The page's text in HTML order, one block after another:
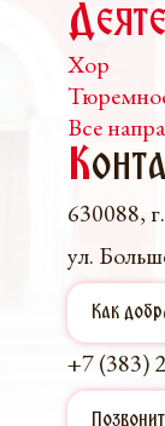
Хор
Все
К
630088,
ул.
Как
+7 (383)